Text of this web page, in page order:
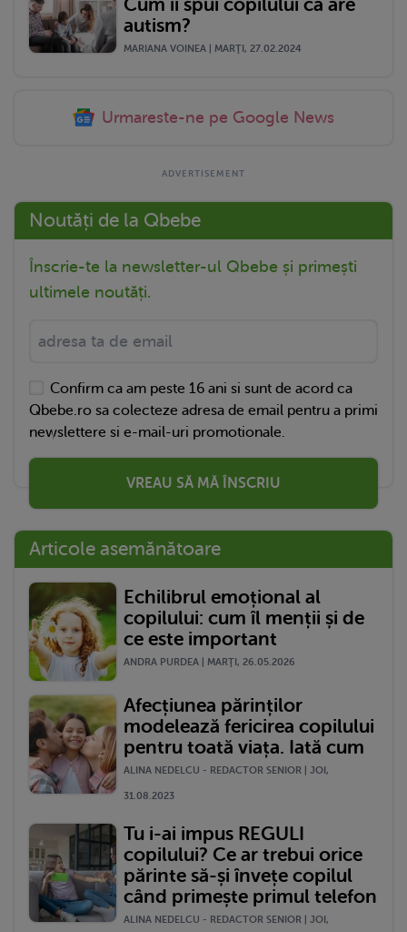
Cum îi spui copilului că are
autism?
MARIANA VOINEA | MARŢI, 27.02.2024
Urmareste-ne pe Google News
Noutăți de la Qbebe
Înscrie-te la newsletter-ul Qbebe și primești
ultimele noutăți.
Confirm ca am peste 16 ani si sunt de acord ca
Qbebe.ro sa colecteze adresa de email pentru a primi
newslettere si e-mail-uri promotionale.
VREAU SĂ MĂ ÎNSCRIU
Articole asemănătoare
Echilibrul emoțional al
copilului: cum îl menții și de
ce este important
ANDRA PURDEA | MARŢI, 26.05.2026
Afecțiunea părinților
modelează fericirea copilului
pentru toată viața. Iată cum
ALINA NEDELCU - REDACTOR SENIOR | JOI,
31.08.2023
Tu i-ai impus REGULI
copilului? Ce ar trebui orice
părinte să-și învețe copilul
când primește primul telefon
ALINA NEDELCU - REDACTOR SENIOR | JOI,